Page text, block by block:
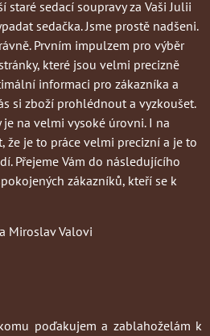
staré sedací soupravy za Vaši Julii
sedačka. Jsme prostě nadšeni.
Prvním impulzem pro výběr
které jsou velmi precizně
informaci pro zákazníka a
si zboží prohlédnout a vyzkoušet.
je na velmi vysoké úrovni. I na
že je to práce velmi precizní a je to
Přejeme Vám do následujícího
zákazníků, kteří se k
Miroslav Valovi
poďakujem a zablahoželám k